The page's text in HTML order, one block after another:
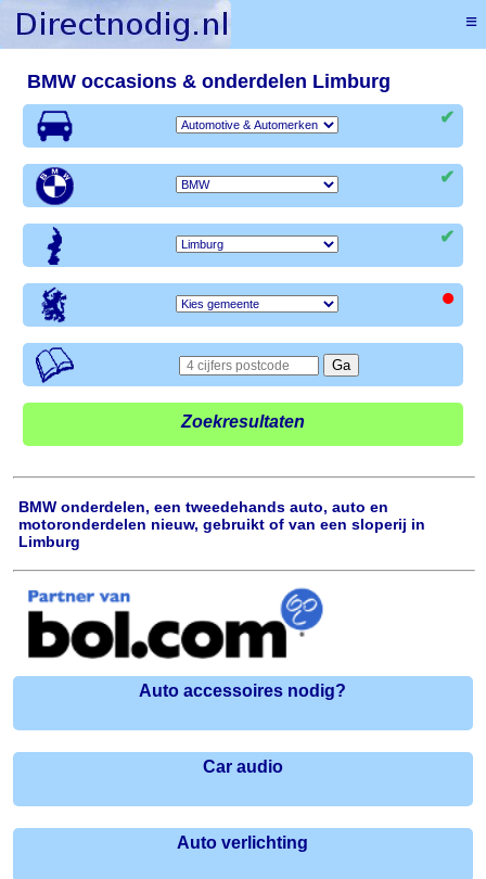
BMW occasions & onderdelen Limburg
✔
✔
✔
•
Zoekresultaten
BMW onderdelen, een tweedehands auto, auto en
motoronderdelen nieuw, gebruikt of van een sloperij in
Limburg
Auto accessoires nodig?
Car audio
Auto verlichting
≡